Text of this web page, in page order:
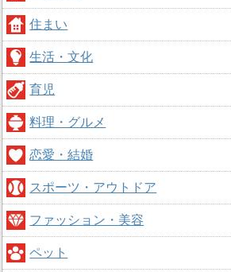
住まい
生活・文化
育児
料理・グルメ
恋愛・結婚
スポーツ・アウトドア
ファッション・美容
ペット